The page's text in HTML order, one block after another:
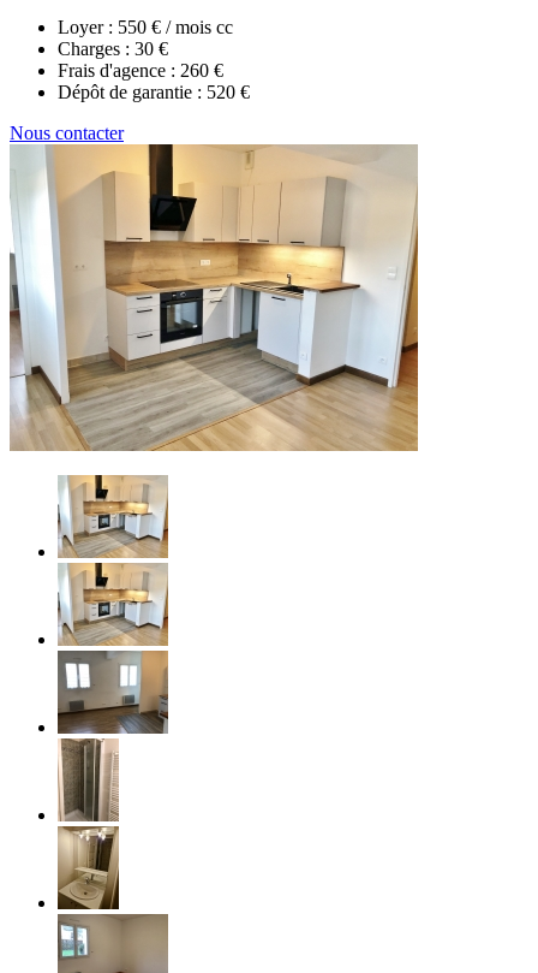
Loyer : 550 € / mois cc
Charges : 30 €
Frais d'agence : 260 €
Dépôt de garantie : 520 €
Nous contacter